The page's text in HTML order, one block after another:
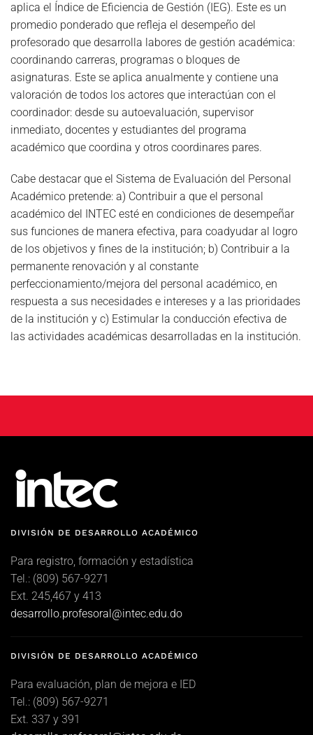
aplica el Índice de Eficiencia de Gestión (IEG). Este es un
promedio ponderado que refleja el desempeño del
profesorado que desarrolla labores de gestión académica:
coordinando carreras, programas o bloques de
asignaturas. Este se aplica anualmente y contiene una
valoración de todos los actores que interactúan con el
coordinador: desde su autoevaluación, supervisor
inmediato, docentes y estudiantes del programa
académico que coordina y otros coordinares pares.
Cabe destacar que el Sistema de Evaluación del Personal
Académico pretende: a) Contribuir a que el personal
académico del INTEC esté en condiciones de desempeñar
sus funciones de manera efectiva, para coadyudar al logro
de los objetivos y fines de la institución; b) Contribuir a la
permanente renovación y al constante
perfeccionamiento/mejora del personal académico, en
respuesta a sus necesidades e intereses y a las prioridades
de la institución y c) Estimular la conducción efectiva de
las actividades académicas desarrolladas en la institución.
DIVISIÓN DE DESARROLLO ACADÉMICO
Para registro, formación y estadística
Tel.: (809) 567-9271
Ext. 245,467 y 413
desarrollo.profesoral@intec.edu.do
DIVISIÓN DE DESARROLLO ACADÉMICO
Para evaluación, plan de mejora e IED
Tel.: (809) 567-9271
Ext. 337 y 391